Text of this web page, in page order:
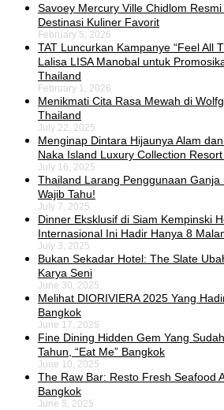
Savoey Mercury Ville Chidlom
Destinasi Kuliner Favorit
February 5, 2026
TAT Luncurkan Kampanye “Feel All
Lalisa LISA Manobal untuk
Thailand
February 1, 2026
Menikmati Cita Rasa Mewah di
Thailand
July 22, 2025
Menginap Dintara Hijaunya Alam
Naka Island Luxury Collection Resort
July 16, 2025
Thailand Larang Penggunaan Ganja
Wajib Tahu!
July 7, 2025
Dinner Eksklusif di Siam Kempinski
Internasional Ini Hadir Hanya 8
July 3, 2025
Bukan Sekadar Hotel: The Slate
Karya Seni
June 30, 2025
Melihat DIORIVIERA 2025 Yang
Bangkok
June 17, 2025
Fine Dining Hidden Gem Yang
Tahun, “Eat Me” Bangkok
June 10, 2025
The Raw Bar: Resto Fresh Seafood
Bangkok
June 5, 2025